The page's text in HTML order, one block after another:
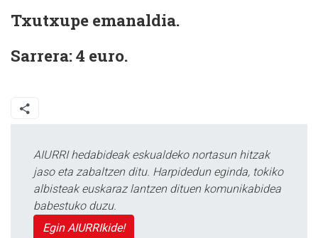
Txutxupe emanaldia.
Sarrera: 4 euro.
AIURRI hedabideak eskualdeko nortasun hitzak
jaso eta zabaltzen ditu. Harpidedun eginda, tokiko
albisteak euskaraz lantzen dituen komunikabidea
babestuko duzu.
Egin AIURRIkide!